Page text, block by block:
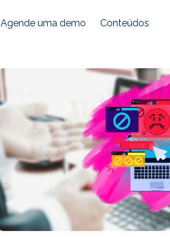
Agende uma demo Conteúdos